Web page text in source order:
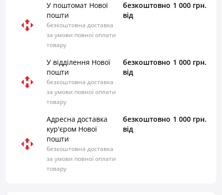
У поштомат Нової
пошти
безкоштовна доставка
за умови повної оплати
товару
безкоштовно
від
1 000 грн.
У відділення Нової
пошти
безкоштовна доставка
за умови повної оплати
товару
безкоштовно
від
1 000 грн.
Адресна доставка
кур'єром Нової
пошти
безкоштовна доставка
за умови повної оплати
товару
безкоштовно
від
1 000 грн.